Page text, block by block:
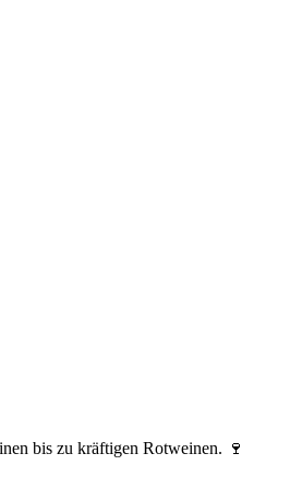
bis zu kräftigen Rotweinen. 🍷